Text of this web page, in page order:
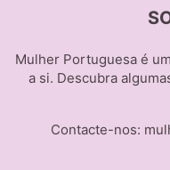
Mulher Portuguesa é
a si. Descubra
Contacte-nos: